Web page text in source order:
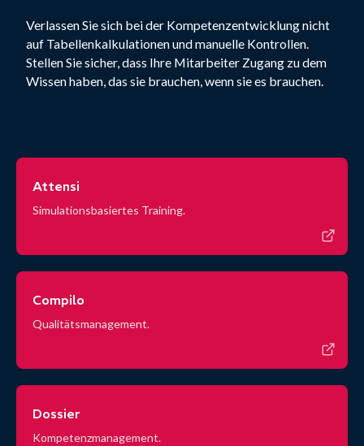
Verlassen Sie sich bei der Kompetenzentwicklung nicht
auf Tabellenkalkulationen und manuelle Kontrollen.
Stellen Sie sicher, dass Ihre Mitarbeiter Zugang zu dem
Wissen haben, das sie brauchen, wenn sie es brauchen.
Attensi
Simulationsbasiertes Training.
Compilo
Qualitätsmanagement.
Dossier
Kompetenzmanagement.